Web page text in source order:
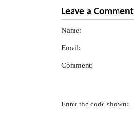
Leave a Comment
Name:
Email:
Comment:
Enter the code shown: